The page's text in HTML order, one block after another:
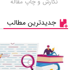
جدیدترین مطالب